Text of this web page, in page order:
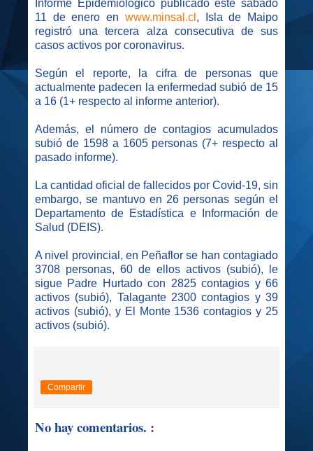
Informe Epidemiológico publicado este sábado
11 de enero en www.minsal.cl , Isla de Maipo
registró una tercera alza consecutiva de sus
casos activos por coronavirus.
Según el reporte, la cifra de personas que
actualmente padecen la enfermedad subió de 15
a 16 (1+ respecto al informe anterior).
Además, el número de contagios acumulados
subió de 1598 a 1605 personas (7+ respecto al
pasado informe).
La cantidad oficial de fallecidos por Covid-19, sin
embargo, se mantuvo en 26 personas según el
Departamento de Estadística e Información de
Salud (DEIS).
A nivel provincial, en Peñaflor se han contagiado
3708 personas, 60 de ellos activos (subió), le
sigue Padre Hurtado con 2825 contagios y 66
activos (subió), Talagante 2300 contagios y 39
activos (subió), y El Monte 1536 contagios y 25
activos (subió).
Compartir
No hay comentarios. :